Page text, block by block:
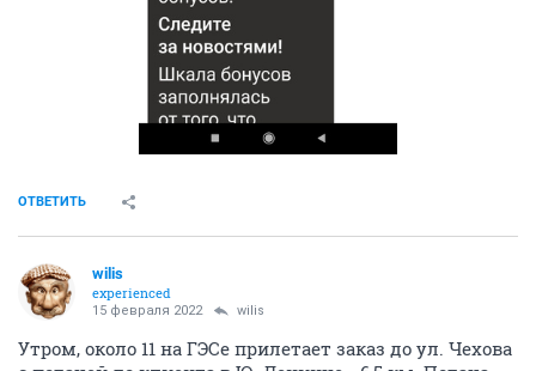
ОТВЕТИТЬ
wilis
experienced
15 февраля 2022 wilis
Утром, около 11 на ГЭСе прилетает заказ до ул. Чехова